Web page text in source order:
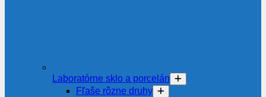
Laboratórne sklo a porcelán
Fľaše rôzne druhy